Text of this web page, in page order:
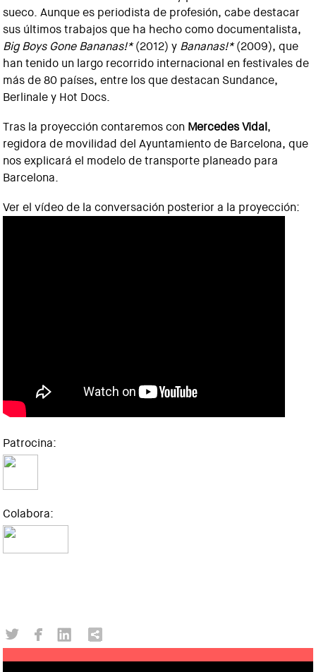
sueco. Aunque es periodista de profesión, cabe destacar
sus últimos trabajos que ha hecho como documentalista,
Big Boys Gone Bananas!*(2012) y Bananas!*(2009), que
han tenido un largo recorrido internacional en festivales de
más de 80 países, entre los que destacan Sundance,
Berlinale y Hot Docs.
Tras la proyección contaremos con Mercedes Vidal,
regidora de movilidad del Ayuntamiento de Barcelona, que
nos explicará el modelo de transporte planeado para
Barcelona.
Ver el vídeo de la conversación posterior a la proyección:
Patrocina:
Colabora: